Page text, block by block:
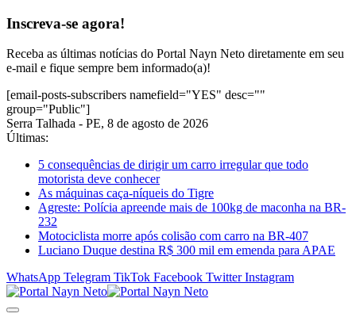
Inscreva-se agora!
Receba as últimas notícias do Portal Nayn Neto diretamente em seu
e-mail e fique sempre bem informado(a)!
[email-posts-subscribers namefield="YES" desc=""
group="Public"]
Serra Talhada - PE, 8 de agosto de 2026
Últimas:
5 consequências de dirigir um carro irregular que todo
motorista deve conhecer
As máquinas caça-níqueis do Tigre
Agreste: Polícia apreende mais de 100kg de maconha na BR-
232
Motociclista morre após colisão com carro na BR-407
Luciano Duque destina R$ 300 mil em emenda para APAE
WhatsApp Telegram TikTok Facebook Twitter Instagram